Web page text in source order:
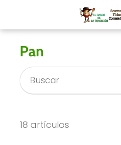
Pan
18 artículos